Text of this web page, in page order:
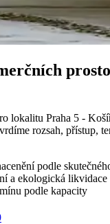
lokalitu Praha 5 -
rozsah, přístup,
podle
a ekologická likvidace
podle kapacity